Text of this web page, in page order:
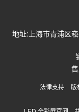
地址:上海市青浦区
法律支持 版